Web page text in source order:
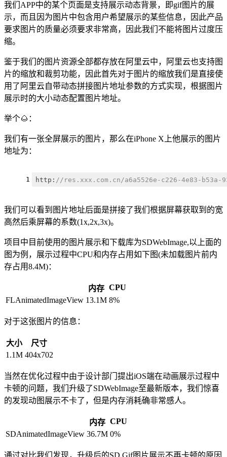
我们APP中的某个页面是支持展示动态背景，即gif图片的展
示，而且因为图片中包含用户希望展示的某些信息，因此产品
要求图片的质量必须要求非常高，因此我们不能将图片过度压
缩。
鉴于我们的图片资源全部都存放在阿里云中，阿里云也支持图
片的缩放和裁剪功能，因此首先对于图片的缩放我们是直接使
用了阿里云自带动态拼接图片地址参数的方式实现，根据图片
展示时的大小动态配置图片地址。
举个🌰：
我们有一张全屏展示的图片，那么在iPhone X上他展示的图片
地址为：
1 http: //res.xxx.com.cn/a6a5526e-c226-4e83-b53a-
我们可以看到图片地址后面是拼接了我们根据屏幕获取到的宽
高然后乘屏幕的系数(1x,2x,3x)。
项目中目前使用的图片展示和下载库为SDWebImage,以上面的
图为例，展示过程中CPU和内存占用如下图(未加载图片前内
存占用8.4M)：
内存 CPU
FLAnimatedImageView 13.1M 8%
对于这张图片的信息：
大小
尺寸
1.1M 404x702
当然在优化过程中由于设计部门提出iOS端在动画展示过程中
卡顿的问题，我们升级了SDWebImage至最新版本，我们惊喜
的发现动图展示不卡了，但是内存消耗确非常感人。
内存 CPU
SDAnimatedImageView 36.7M 0%